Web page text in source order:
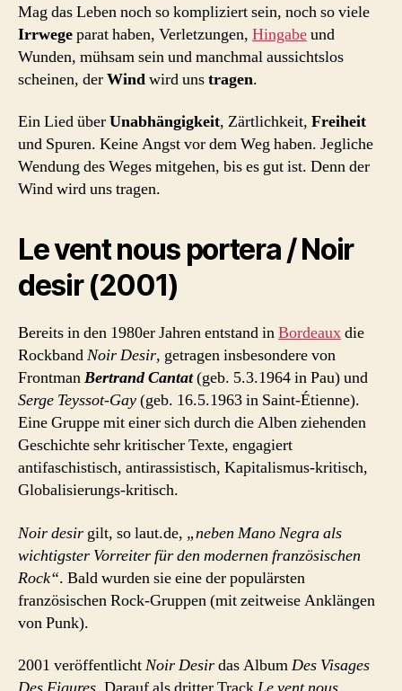
Mag das Leben noch so kompliziert sein, noch so viele
Irrwegeparat haben, Verletzungen, Hingabeund
Wunden, mühsam sein und manchmal aussichtslos
scheinen, derWindwird unstragen.
Ein Lied überUnabhängigkeit, Zärtlichkeit, Freiheit
und Spuren. Keine Angst vor dem Weg haben. Jegliche
Wendung des Weges mitgehen, bis es gut ist. Denn der
Wind wird uns tragen.
Le vent nous portera / Noir
desir (2001)
Bereits in den 1980er Jahren entstand inBordeauxdie
RockbandNoir Desir, getragen insbesondere von
FrontmanBertrand Cantat(geb. 5.3.1964 in Pau) und
Serge Teyssot-Gay(geb. 16.5.1963 in Saint-Étienne).
Eine Gruppe mit einer sich durch die Alben ziehenden
Geschichte sehr kritischer Texte, engagiert
antifaschistisch, antirassistisch, Kapitalismus-kritisch,
Globalisierungs-kritisch.
Noir desir gilt, so laut.de, „neben Mano Negra als
wichtigster Vorreiter für den modernen französischen
Rock“. Bald wurden sie eine der populärsten
französischen Rock-Gruppen (mit zeitweise Anklängen
von Punk).
2001 veröffentlichtNoir Desirdas AlbumDes Visages